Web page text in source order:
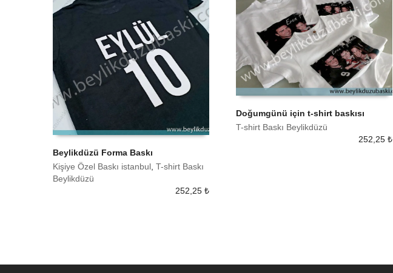
SEPETE EKLE
Beylikdüzü Forma Baskı
Kişiye Özel Baskı istanbul T-shirt Baskı
Beylikdüzü
252,25 ₺
SEPETE EKLE
Doğumgünü için t-shirt baskısı
T-shirt Baskı Beylikdüzü
252,25₺